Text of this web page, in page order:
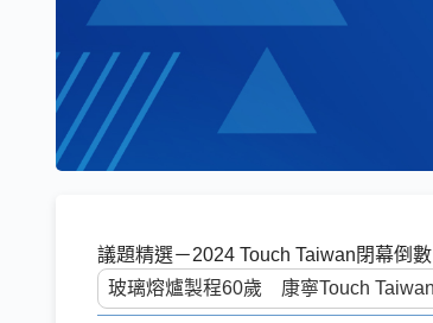
議題精選－2024 Touch Taiwan閉幕倒數